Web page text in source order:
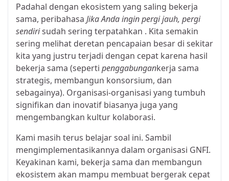
Padahal dengan ekosistem yang saling bekerja
sama, peribahasa Jika Anda ingin pergi jauh, pergi
sendirisudah sering terpatahkan . Kita semakin
sering melihat deretan pencapaian besar di sekitar
kita yang justru terjadi dengan cepat karena hasil
bekerja sama (seperti penggabungankerja sama
strategis, membangun konsorsium, dan
sebagainya). Organisasi-organisasi yang tumbuh
signifikan dan inovatif biasanya juga yang
mengembangkan kultur kolaborasi.
Kami masih terus belajar soal ini. Sambil
mengimplementasikannya dalam organisasi GNFI.
Keyakinan kami, bekerja sama dan membangun
ekosistem akan mampu membuat bergerak cepat